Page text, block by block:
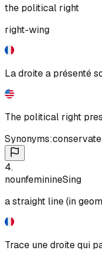
the political right
right-wing
La droite a présenté
The political right
Synonyms:
4.
nounfeminineSing
a straight line (in
Trace une droite qui